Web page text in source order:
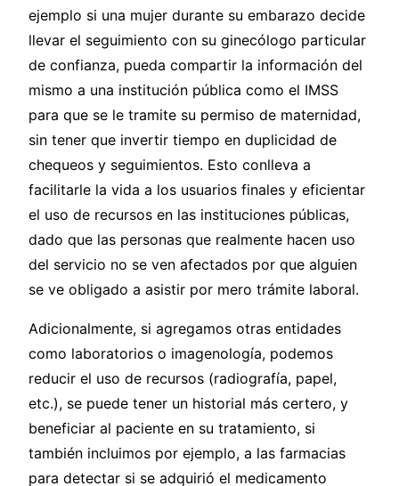
ejemplo si una mujer durante su embarazo decide
llevar el seguimiento con su ginecólogo particular
de confianza, pueda compartir la información del
mismo a una institución pública como el IMSS
para que se le tramite su permiso de maternidad,
sin tener que invertir tiempo en duplicidad de
chequeos y seguimientos. Esto conlleva a
facilitarle la vida a los usuarios finales y eficientar
el uso de recursos en las instituciones públicas,
dado que las personas que realmente hacen uso
del servicio no se ven afectados por que alguien
se ve obligado a asistir por mero trámite laboral.
Adicionalmente, si agregamos otras entidades
como laboratorios o imagenología, podemos
reducir el uso de recursos (radiografía, papel,
etc.), se puede tener un historial más certero, y
beneficiar al paciente en su tratamiento, si
también incluimos por ejemplo, a las farmacias
para detectar si se adquirió el medicamento